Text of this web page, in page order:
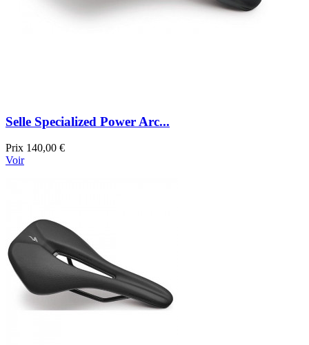
Selle Specialized Power Arc...
Prix 140,00 €
Voir